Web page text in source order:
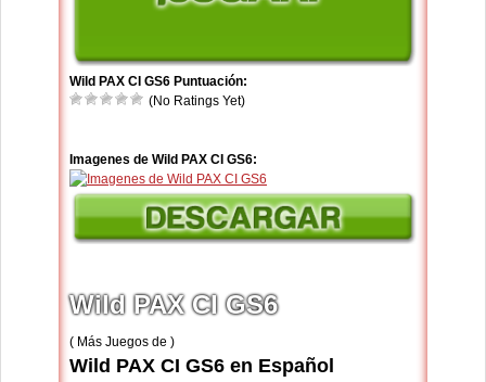
Wild PAX CI GS6 Puntuación:
(No Ratings Yet)
Imagenes de Wild PAX CI GS6:
Wild PAX CI GS6
( Más Juegos de )
Wild PAX CI GS6 en Español